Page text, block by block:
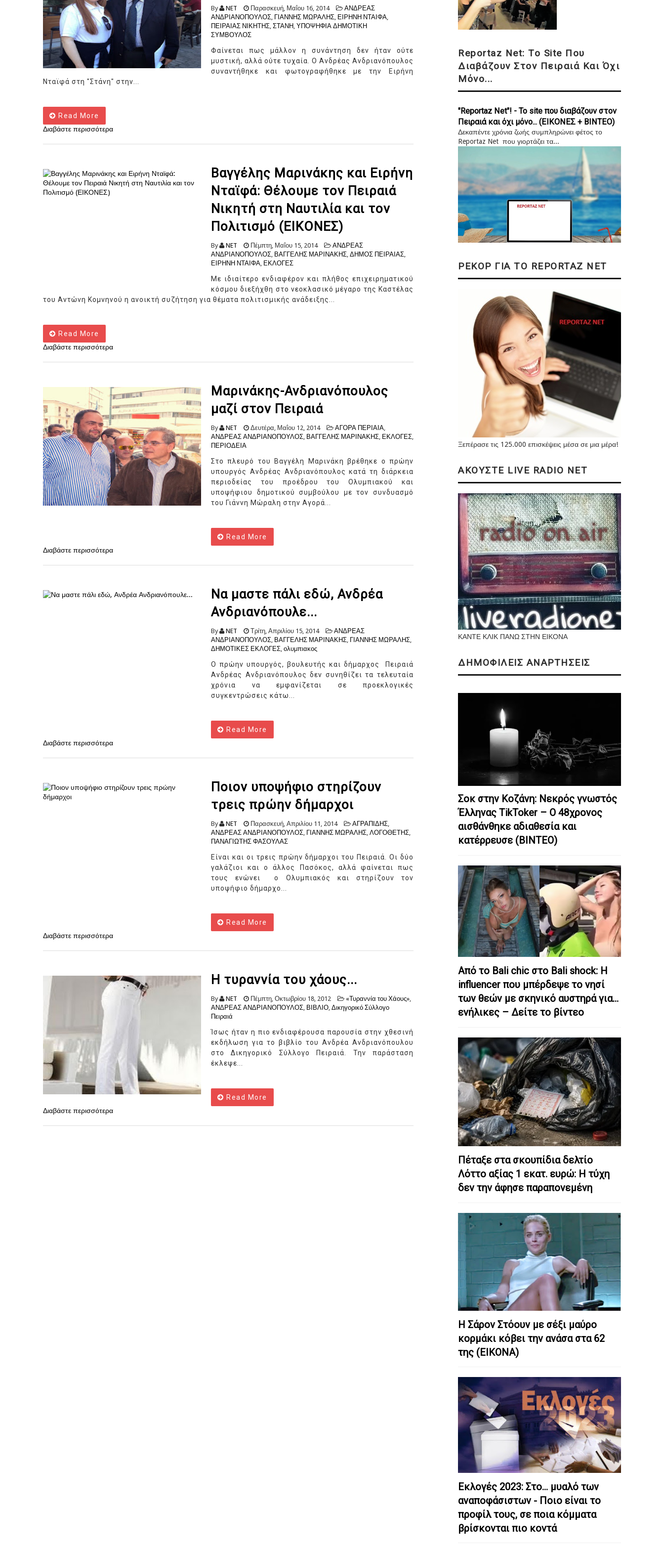
By NET Παρασκευή, Μαΐου 16, 2014
ΑΝΔΡΕΑΣ
ΑΝΔΡΙΑΝΟΠΟΥΛΟΣ, ΓΙΑΝΝΗΣ ΜΩΡΑΛΗΣ, ΕΙΡΗΝΗ ΝΤΑΙΦΑ,
ΠΕΙΡΑΙΑΣ ΝΙΚΗΤΗΣ, ΣΤΑΝΗ, ΥΠΟΨΗΦΙΑ ΔΗΜΟΤΙΚΗ
ΣΥΜΒΟΥΛΟΣ
Φαίνεται πως μάλλον η συνάντηση δεν ήταν ούτε
μυστική, αλλά ούτε τυχαία. Ο Ανδρέας Ανδριανόπουλος
συναντήθηκε και φωτογραφήθηκε με την Ειρήνη
Νταϊφά στη "Στάνη" στην...
Read More
Διαβάστε περισσότερα
Βαγγέλης Μαρινάκης και Ειρήνη
Νταϊφά: Θέλουμε τον Πειραιά
Νικητή στη Ναυτιλία και τον
Πολιτισμό (ΕΙΚΟΝΕΣ)
By NET Πέμπτη, Μαΐου 15, 2014
ΑΝΔΡΕΑΣ
ΑΝΔΡΙΑΝΟΠΟΥΛΟΣ, ΒΑΓΓΕΛΗΣ ΜΑΡΙΝΑΚΗΣ, ΔΗΜΟΣ ΠΕΙΡΑΙΑΣ,
ΕΙΡΗΝΗ ΝΤΑΙΦΑ, ΕΚΛΟΓΕΣ
Με ιδιαίτερο ενδιαφέρον και πλήθος επιχειρηματικού
κόσμου διεξήχθη στο νεοκλασικό μέγαρο της Καστέλας
του Αντώνη Κομνηνού η ανοικτή συζήτηση για θέματα πολιτισμικής ανάδειξης...
Read More
Διαβάστε περισσότερα
Μαρινάκης-Ανδριανόπουλος
μαζί στον Πειραιά
By NET Δευτέρα, Μαΐου 12, 2014 ΑΓΟΡΑ ΠΕΡΙΑΙΑ,
ΑΝΔΡΕΑΣ ΑΝΔΡΙΑΝΟΠΟΥΛΟΣ, ΒΑΓΓΕΛΗΣ ΜΑΡΙΝΑΚΗΣ, ΕΚΛΟΓΕΣ,
ΠΕΡΙΟΔΕΙΑ
Στο πλευρό του Βαγγέλη Μαρινάκη βρέθηκε ο πρώην
υπουργός Ανδρέας Ανδριανόπουλος κατά τη διάρκεια
περιοδείας του προέδρου του Ολυμπιακού και
υποψήφιου δημοτικού συμβούλου με τον συνδυασμό
του Γιάννη Μώραλη στην Αγορά...
Read More
Διαβάστε περισσότερα
Να μαστε πάλι εδώ, Ανδρέα
Ανδριανόπουλε...
By NET Τρίτη, Απριλίου 15, 2014
ΑΝΔΡΕΑΣ
ΑΝΔΡΙΑΝΟΠΟΥΛΟΣ, ΒΑΓΓΕΛΗΣ ΜΑΡΙΝΑΚΗΣ, ΓΙΑΝΝΗΣ ΜΩΡΑΛΗΣ,
ΔΗΜΟΤΙΚΕΣ ΕΚΛΟΓΕΣ, ολυμπιακος
Ο πρώην υπουργός, βουλευτής και δήμαρχος Πειραιά
Ανδρέας Ανδριανόπουλος δεν συνηθίζει τα τελευταία
χρόνια να εμφανίζεται σε προεκλογικές
συγκεντρώσεις κάτω...
Read More
Διαβάστε περισσότερα
Ποιον υποψήφιο στηρίζουν
τρεις πρώην δήμαρχοι
By NET Παρασκευή, Απριλίου 11, 2014 ΑΓΡΑΠΙΔΗΣ,
ΑΝΔΡΕΑΣ ΑΝΔΡΙΑΝΟΠΟΥΛΟΣ, ΓΙΑΝΝΗΣ ΜΩΡΑΛΗΣ, ΛΟΓΟΘΕΤΗΣ,
ΠΑΝΑΓΙΩΤΗΣ ΦΑΣΟΥΛΑΣ
Είναι και οι τρεις πρώην δήμαρχοι του Πειραιά. Οι δύο
γαλάζιοι και ο άλλος Πασόκος, αλλά φαίνεται πως
τους ενώνει ο Ολυμπιακός και στηρίζουν τον
υποψήφιο δήμαρχο...
Read More
Διαβάστε περισσότερα
Η τυραννία του χάους...
By NET Πέμπτη, Οκτωβρίου 18, 2012 «Τυραννία του Χάους»,
ΑΝΔΡΕΑΣ ΑΝΔΡΙΑΝΟΠΟΥΛΟΣ, ΒΙΒΛΙΟ, Δικηγορικό Σύλλογο
Πειραιά
Ίσως ήταν η πιο ενδιαφέρουσα παρουσία στην χθεσινή
εκδήλωση για το βιβλίο του Ανδρέα Ανδριανόπουλου
στο Δικηγορικό Σύλλογο Πειραιά. Την παράσταση
έκλεψε...
Read More
Διαβάστε περισσότερα
Reportaz Net: Το Site Που
Διαβάζουν Στον Πειραιά Και Όχι
Μόνο...
"Reportaz Net"! - Το site που διαβάζουν στον
Πειραιά και όχι μόνο... (ΕΙΚΟΝΕΣ + ΒΙΝΤΕΟ)
Δεκαπέντε χρόνια ζωής συμπληρώνει φέτος το
Reportaz Net που γιορτάζει τα...
ΡΕΚΟΡ ΓΙΑ ΤΟ REPORTAZ NET
Ξεπέρασε τις 125.000 επισκέψεις μέσα σε μια μέρα!
ΑΚΟΥΣΤΕ LIVE RADIO NET
ΚΑΝΤΕ ΚΛΙΚ ΠΑΝΩ ΣΤΗΝ ΕΙΚΟΝΑ
ΔΗΜΟΦΙΛΕΙΣ ΑΝΑΡΤΗΣΕΙΣ
Σοκ στην Κοζάνη: Nεκρός γνωστός
Έλληνας TikToker – Ο 48χρονος
αισθάνθηκε αδιαθεσία και
κατέρρευσε (ΒΙΝΤΕΟ)
Από το Bali chic στο Bali shock: Η
influencer που μπέρδεψε το νησί
των θεών με σκηνικό αυστηρά για…
ενήλικες – Δείτε το βίντεο
Πέταξε στα σκουπίδια δελτίο
Λόττο αξίας 1 εκατ. ευρώ: Η τύχη
δεν την άφησε παραπονεμένη
Η Σάρον Στόουν με σέξι μαύρο
κορμάκι κόβει την ανάσα στα 62
της (ΕΙΚΟΝΑ)
Εκλογές 2023: Στο… μυαλό των
αναποφάσιστων - Ποιο είναι το
προφίλ τους, σε ποια κόμματα
βρίσκονται πιο κοντά